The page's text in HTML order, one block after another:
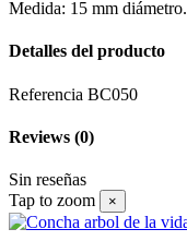
Medida: 15 mm diámetro.
Detalles del producto
Referencia BC050
Reviews (0)
Sin reseñas
Tap to zoom
×